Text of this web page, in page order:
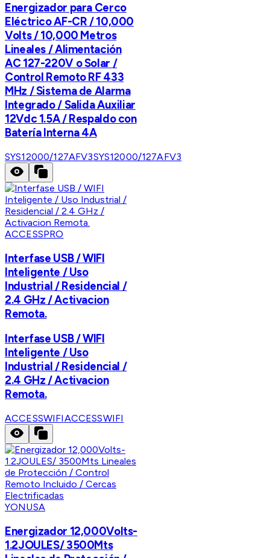
Energizador para Cerco
Eléctrico AF-CR / 10,000
Volts / 10,000 Metros
Lineales / Alimentación
AC 127-220V o Solar /
Control Remoto RF 433
MHz / Sistema de Alarma
Integrado / Salida Auxiliar
12Vdc 1.5A / Respaldo con
Batería Interna 4A
SYS12000/127AFV3SYS12000/127AFV3
ACCESSPRO
Interfase USB / WIFI
Inteligente / Uso
Industrial / Residencial /
2.4 GHz / Activacion
Remota.
Interfase USB / WIFI
Inteligente / Uso
Industrial / Residencial /
2.4 GHz / Activacion
Remota.
ACCESSWIFIACCESSWIFI
YONUSA
Energizador 12,000Volts-
1.2JOULES/ 3500Mts